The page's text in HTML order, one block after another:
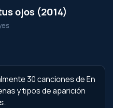
ojos (2014)
30 canciones de En
y tipos de aparición